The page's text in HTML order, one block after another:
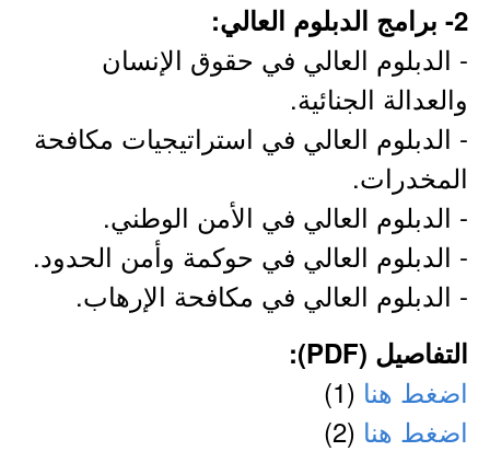
2- برامج الدبلوم العالي:
- الدبلوم العالي في حقوق الإنسان
والعدالة الجنائية.
- الدبلوم العالي في استراتيجيات مكافحة
المخدرات.
- الدبلوم العالي في الأمن الوطني.
- الدبلوم العالي في حوكمة وأمن الحدود.
- الدبلوم العالي في مكافحة الإرهاب.
التفاصيل (PDF):
اضغط هنا (1)
اضغط هنا (2)